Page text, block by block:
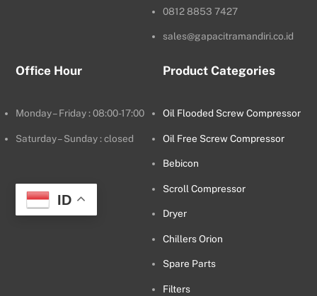
0812 8853 7427
sales@gapacitramandiri.co.id
Office Hour
Monday – Friday : 08:00-17:00
Saturday – Sunday : closed
ID
Product Categories
Oil Flooded Screw Compressor
Oil Free Screw Compressor
Bebicon
Scroll Compressor
Dryer
Chillers Orion
Spare Parts
Filters